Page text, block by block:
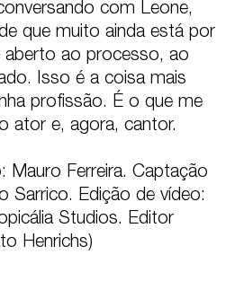
com Leone,
que muito ainda está por
aberto ao processo, ao
Isso é a coisa mais
profissão. É o que me
ator e, agora, cantor.
Mauro Ferreira. Captação
Sarrico. Edição de vídeo:
Studios. Editor
Henrichs)